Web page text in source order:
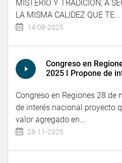
MISTERIO Y TRADICIÓN, A
LA MISMA CALIDEZ QUE TE...
14-08-2025
Congreso en
2025 I Propone de
Congreso en Regiones 28 de
de interés nacional proyecto
valor agregado en...
28-11-2025